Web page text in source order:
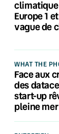
climatique
Europe 1
vague de
WHAT THE
Face aux
des
start-up
pleine mer